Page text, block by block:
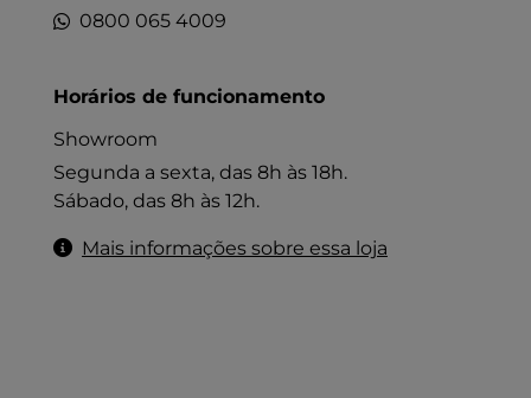
0800 065 4009
Horários de funcionamento
Showroom
Segunda a sexta, das 8h às 18h.
Sábado, das 8h às 12h.
Mais informações sobre essa loja